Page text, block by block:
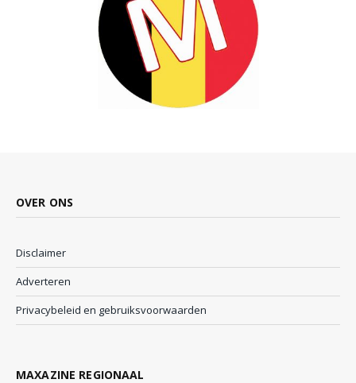
OVER ONS
Disclaimer
Adverteren
Privacybeleid en gebruiksvoorwaarden
MAXAZINE REGIONAAL